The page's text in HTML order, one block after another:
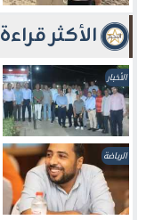
الأكثر قراءة
الأخبار
الرياضة